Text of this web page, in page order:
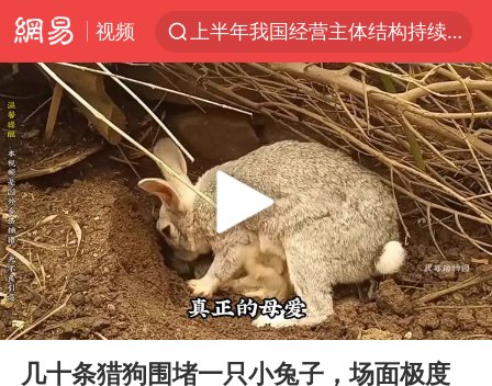
视频
上半年我国经营主体结构持续优化
上海暴雨红色预警
上海：5号线16号线浦江线全线停运
上海全域长途客运班次全部停运
周星驰母亲现身香港路演现场
王传君 《披荆斩棘》
国足U17与阿森纳决赛取消 并列冠军
上海有出现龙卷潜势
王艺迪2-4不敌张本美和止步4强
Play
00:00 05:46
几十条猎狗围堵一只小兔子，场面极度